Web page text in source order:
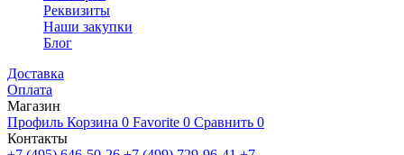
Реквизиты
Наши закупки
Блог
Доставка
Оплата
Магазин
Профиль Корзина 0 Favorite 0 Сравнить 0
Контакты